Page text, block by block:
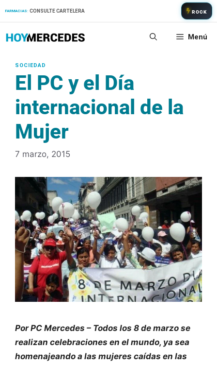
FARMACIAS: CONSULTE CARTELERA ROCK
Menú
El PC y el Día
internacional de la
Mujer
7 marzo, 2015
Por PC Mercedes – Todos los 8 de marzo se
realizan celebraciones en el mundo, ya sea
homenajeando a las mujeres caídas en las